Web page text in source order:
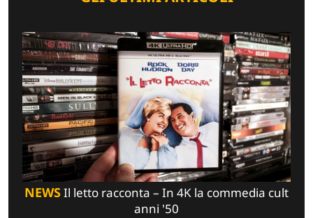
NEWSIl letto racconta – In 4K la commedia cult
anni '50